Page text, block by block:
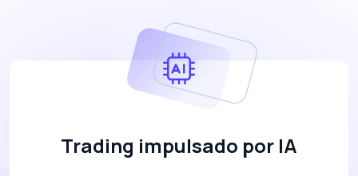
Trading impulsado por IA